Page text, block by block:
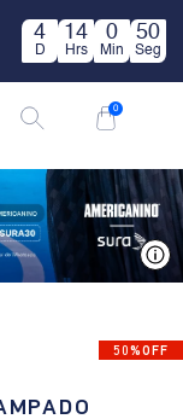
4
D
14
Hrs
0
Min
49
Seg
0
50%OFF